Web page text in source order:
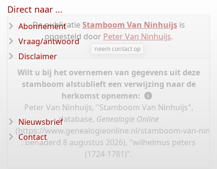
De publicatie Stamboom Van Ninhuijsis
opgesteld door Peter Van Ninhuijs.
neem contact op
Wilt u bij het overnemen van gegevens uit deze
stamboom alstublieft een verwijzing naar de
herkomst opnemen:
Peter Van Ninhuijs, "Stamboom Van Ninhuijs",
database, Genealogie Online
(https://www.genealogieonline.nl/stamboom-van-
: benaderd 8 augustus 2026), "wilhelmus peters
(1724-1781)".
Direct naar ...
Abonnement
Vraag/antwoord
Disclaimer
Nieuwsbrief
Contact